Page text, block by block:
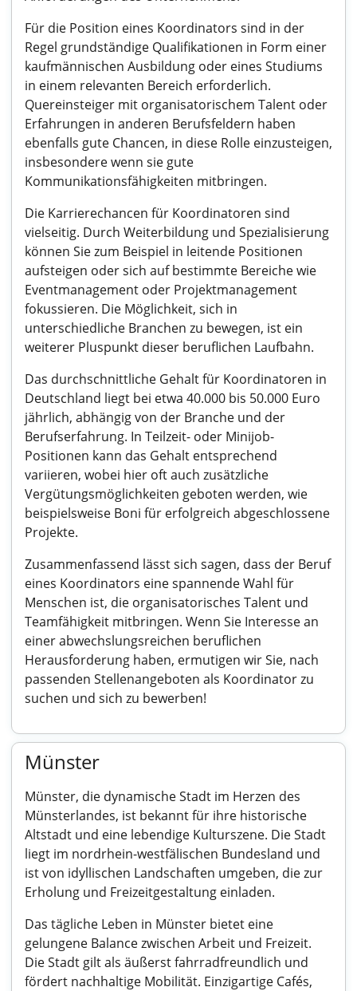
Für die Position eines Koordinators sind in der
Regel grundständige Qualifikationen in Form einer
kaufmännischen Ausbildung oder eines Studiums
in einem relevanten Bereich erforderlich.
Quereinsteiger mit organisatorischem Talent oder
Erfahrungen in anderen Berufsfeldern haben
ebenfalls gute Chancen, in diese Rolle einzusteigen,
insbesondere wenn sie gute
Kommunikationsfähigkeiten mitbringen.
Die Karrierechancen für Koordinatoren sind
vielseitig. Durch Weiterbildung und Spezialisierung
können Sie zum Beispiel in leitende Positionen
aufsteigen oder sich auf bestimmte Bereiche wie
Eventmanagement oder Projektmanagement
fokussieren. Die Möglichkeit, sich in
unterschiedliche Branchen zu bewegen, ist ein
weiterer Pluspunkt dieser beruflichen Laufbahn.
Das durchschnittliche Gehalt für Koordinatoren in
Deutschland liegt bei etwa 40.000 bis 50.000 Euro
jährlich, abhängig von der Branche und der
Berufserfahrung. In Teilzeit- oder Minijob-
Positionen kann das Gehalt entsprechend
variieren, wobei hier oft auch zusätzliche
Vergütungsmöglichkeiten geboten werden, wie
beispielsweise Boni für erfolgreich abgeschlossene
Projekte.
Zusammenfassend lässt sich sagen, dass der Beruf
eines Koordinators eine spannende Wahl für
Menschen ist, die organisatorisches Talent und
Teamfähigkeit mitbringen. Wenn Sie Interesse an
einer abwechslungsreichen beruflichen
Herausforderung haben, ermutigen wir Sie, nach
passenden Stellenangeboten als Koordinator zu
suchen und sich zu bewerben!
Münster
Münster, die dynamische Stadt im Herzen des
Münsterlandes, ist bekannt für ihre historische
Altstadt und eine lebendige Kulturszene. Die Stadt
liegt im nordrhein-westfälischen Bundesland und
ist von idyllischen Landschaften umgeben, die zur
Erholung und Freizeitgestaltung einladen.
Das tägliche Leben in Münster bietet eine
gelungene Balance zwischen Arbeit und Freizeit.
Die Stadt gilt als äußerst fahrradfreundlich und
fördert nachhaltige Mobilität. Einzigartige Cafés,